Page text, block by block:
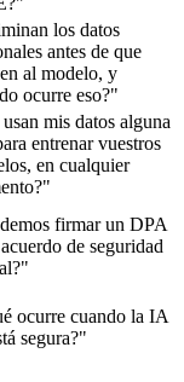
los datos
antes de que
al modelo, y
ocurre eso?"
mis datos alguna
entrenar vuestros
en cualquier
firmar un DPA
de seguridad
ocurre cuando la IA
segura?"